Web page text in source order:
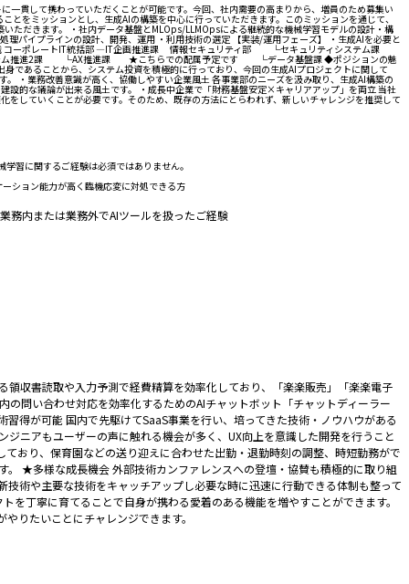
貫して携わっていただくことが可能です。今回、社内需要の高まりから、増員のため募集い
をミッションとし、生成AIの構築を中心に行っていただきます。このミッションを通じて、
ただきます。 ・社内データ基盤とMLOps/LLMOpsによる継続的な機械学習モデルの設計・構
パイプラインの設計、開発、運用 ・利用技術の選定 【実装/運用フェーズ】 ・生成AIを必要と
組織 コーポレートIT統括部 ―IT企画推進課 情報セキュリティ部 └セキュリティシステム課
進2課 └AX推進課 ★こちらでの配属予定です └データ基盤課 ◆ポジションの魅
であることから、システム投資を積極的に行っており、今回の生成AIプロジェクトに関して
・業務改善意識が高く、協働しやすい企業風土 各事業部のニーズを汲み取り、生成AI構築の
設的な議論が出来る風土です。 ・成長中企業で「財務基盤安定×キャリアアップ」を両立 当社
していくことが必要です。そのため、既存の方法にとらわれず、新しいチャレンジを推奨して
習に関するご経験は必須ではありません。
ション能力が高く臨機応変に対処できる方
務内または業務外でAIツールを扱ったご経験
収書読取や入力予測で経費精算を効率化しており、「楽楽販売」「楽楽電子
問い合わせ対応を効率化するためのAIチャットボット「チャットディーラー
得が可能 国内で先駆けてSaaS事業を行い、培ってきた技術・ノウハウがある
ニアもユーザーの声に触れる機会が多く、UX向上を意識した開発を行うこと
おり、保育園などの送り迎えに合わせた出勤・退勤時刻の調整、時短勤務がで
★多様な成長機会 外部技術カンファレンスへの登壇・協賛も積極的に取り組
術や主要な技術をキャッチアップし必要な時に迅速に行動できる体制も整って
丁寧に育てることで自身が携わる愛着のある機能を増やすことができます。
りたいことにチャレンジできます。